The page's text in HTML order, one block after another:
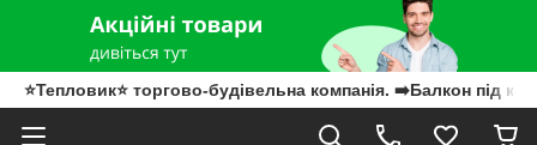
⭐Тепловик⭐ торгово-будівельна компанія. ➡️Балкон під